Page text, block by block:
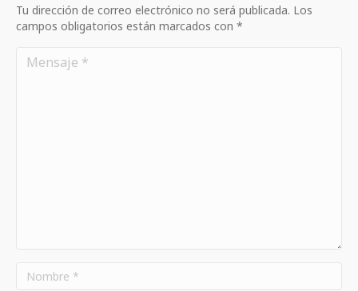
Tu dirección de correo electrónico no será publicada. Los
campos obligatorios están marcados con *